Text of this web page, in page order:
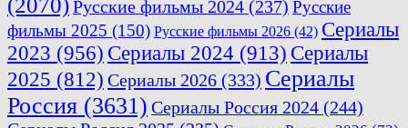
(2070)Русские фильмы 2024 (237) Русские
фильмы 2025 (150) Русские фильмы 2026 (42) Сериалы
2023 (956) Сериалы 2024 (913) Сериалы
2025 (812) Сериалы 2026 (333) Сериалы
Россия (3631) Сериалы Россия 2024 (244)